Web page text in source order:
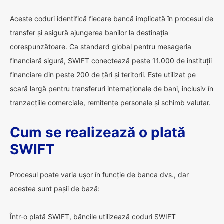
Aceste coduri identifică fiecare bancă implicată în procesul de
transfer și asigură ajungerea banilor la destinația
corespunzătoare. Ca standard global pentru mesageria
financiară sigură, SWIFT conectează peste 11.000 de instituții
financiare din peste 200 de țări și teritorii. Este utilizat pe
scară largă pentru transferuri internaționale de bani, inclusiv în
tranzacțiile comerciale, remitențe personale și schimb valutar.
Cum se realizează o plată
SWIFT
Procesul poate varia ușor în funcție de banca dvs., dar
acestea sunt pașii de bază:
Într-o plată SWIFT, băncile utilizează coduri SWIFT